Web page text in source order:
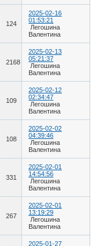
124
2025-02-16
01:53:21
Легошина
Валентина
2168
2025-02-13
05:21:37
Легошина
Валентина
109
2025-02-12
02:34:47
Легошина
Валентина
108
2025-02-02
04:39:46
Легошина
Валентина
331
2025-02-01
14:54:56
Легошина
Валентина
267
2025-02-01
13:19:29
Легошина
Валентина
2025-01-27